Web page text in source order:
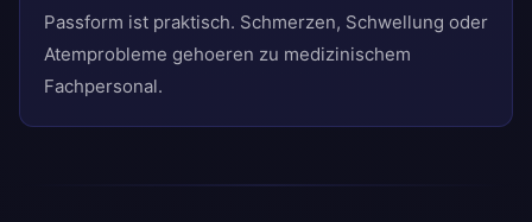
Passform ist praktisch. Schmerzen, Schwellung oder
Atemprobleme gehoeren zu medizinischem
Fachpersonal.